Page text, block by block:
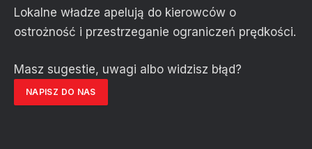
Lokalne władze apelują do kierowców o
ostrożność i przestrzeganie ograniczeń prędkości.
Masz sugestie, uwagi albo widzisz błąd?
NAPISZ DO NAS